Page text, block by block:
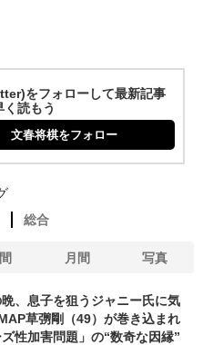
をフォローして最新記事
く読もう
文春将棋をフォロー
総合
月間 写真
晩、息子を狙うジャニー氏に気
草彅剛（49）が巻き込まれ
性加害問題」の“数奇な因縁”